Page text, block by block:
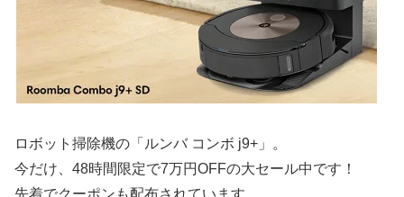
ロボット掃除機の「ルンバ コンボ j9+」。
今だけ、48時間限定で7万円OFFの大セール中です！
先着でクーポンも配布されています。